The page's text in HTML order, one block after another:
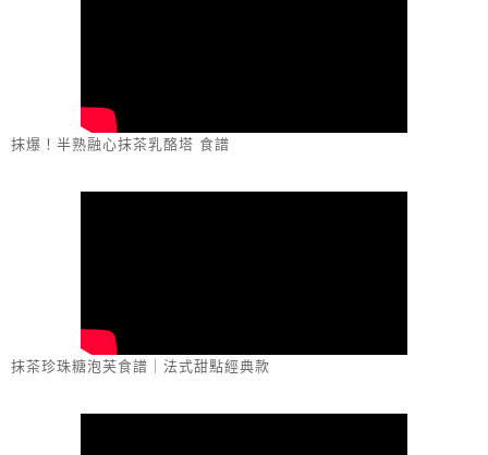
抹爆！半熟融心抹茶乳酪塔 食譜
抹茶珍珠糖泡芙食譜｜法式甜點經典款